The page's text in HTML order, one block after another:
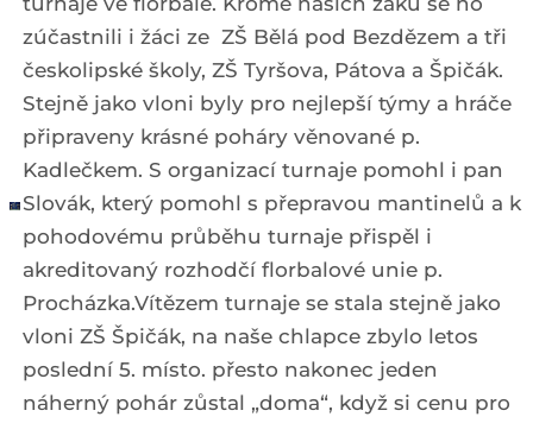
zúčastnili i žáci ze ZŠ Bělá pod Bezdězem a tři
českolipské školy, ZŠ Tyršova, Pátova a Špičák.
Stejně jako vloni byly pro nejlepší týmy a hráče
připraveny krásné poháry věnované p.
Kadlečkem. S organizací turnaje pomohl i pan
Slovák, který pomohl s přepravou mantinelů a k
pohodovému průběhu turnaje přispěl i
akreditovaný rozhodčí florbalové unie p.
Procházka.Vítězem turnaje se stala stejně jako
vloni ZŠ Špičák, na naše chlapce zbylo letos
poslední 5. místo. přesto nakonec jeden
náherný pohár zůstal „doma“, když si cenu pro